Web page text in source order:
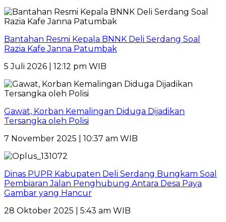
Bantahan Resmi Kepala BNNK Deli Serdang Soal
Razia Kafe Janna Patumbak
5 Juli 2026 | 12:12 pm WIB
Gawat, Korban Kemalingan Diduga Dijadikan
Tersangka oleh Polisi
7 November 2025 | 10:37 am WIB
Dinas PUPR Kabupaten Deli Serdang Bungkam Soal
Pembiaran Jalan Penghubung Antara Desa Paya
Gambar yang Hancur
28 Oktober 2025 | 5:43 am WIB